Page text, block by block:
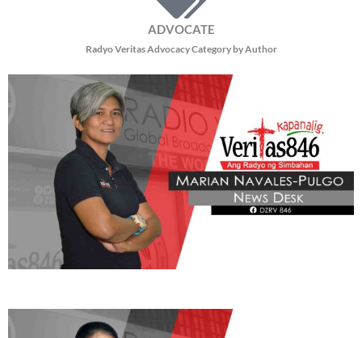
ADVOCATE
Radyo Veritas Advocacy Category by Author